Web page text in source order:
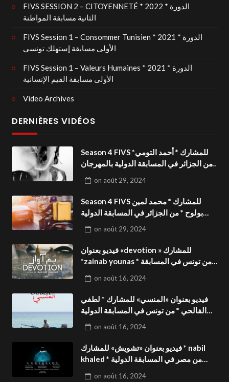
FIVS SESSION 2 – CITOYENNETÉ * 2022 * الدورة
الثانية مسابقة المواطنة
FIVS Session 1 – Consommer Tunisien * 2021 * الدورة
الأولى مسابقة إستهلك تونسي
FIVS Session 1 – Valeurs Humaines * 2021 * الدورة
الأولى مسابقة القيم الإنسانية
Video Archives
DERNIÈRES VIDÉOS
Season 4 FIVS للمشارك * أحمد التومي*
من الجزائر في المسابقة الدولية بالمهرجان
»فيديو بعنوان
on août 29, 2024
Season 4 FIVS للمشارك * محمد لمين
بولوح * من الجزائر في المسابقة الدولية
بالمهرجان الدولي للفيدوهات
on août 29, 2024
فيديو بعنوان «devotion » للمشارك
*zainab younas * من تونس في المسابقة
التوعوية Season 4 FIVS
on août 16, 2024
فيديو بعنوان «المنسي» للمشارك * لطفي
الفالحي * من تونس في المسابقة الدولية
بالمهرجان الدولي للفيدوهات التوعوية
Season 4 FIVS
on août 16, 2024
فيديو بعنوان «تشويش» للمشارك * nabil
khaled * من مصر في المسابقة الدولية
on août 16, 2024